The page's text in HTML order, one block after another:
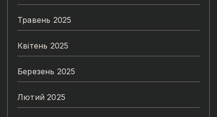
Травень 2025
Квітень 2025
Березень 2025
Лютий 2025